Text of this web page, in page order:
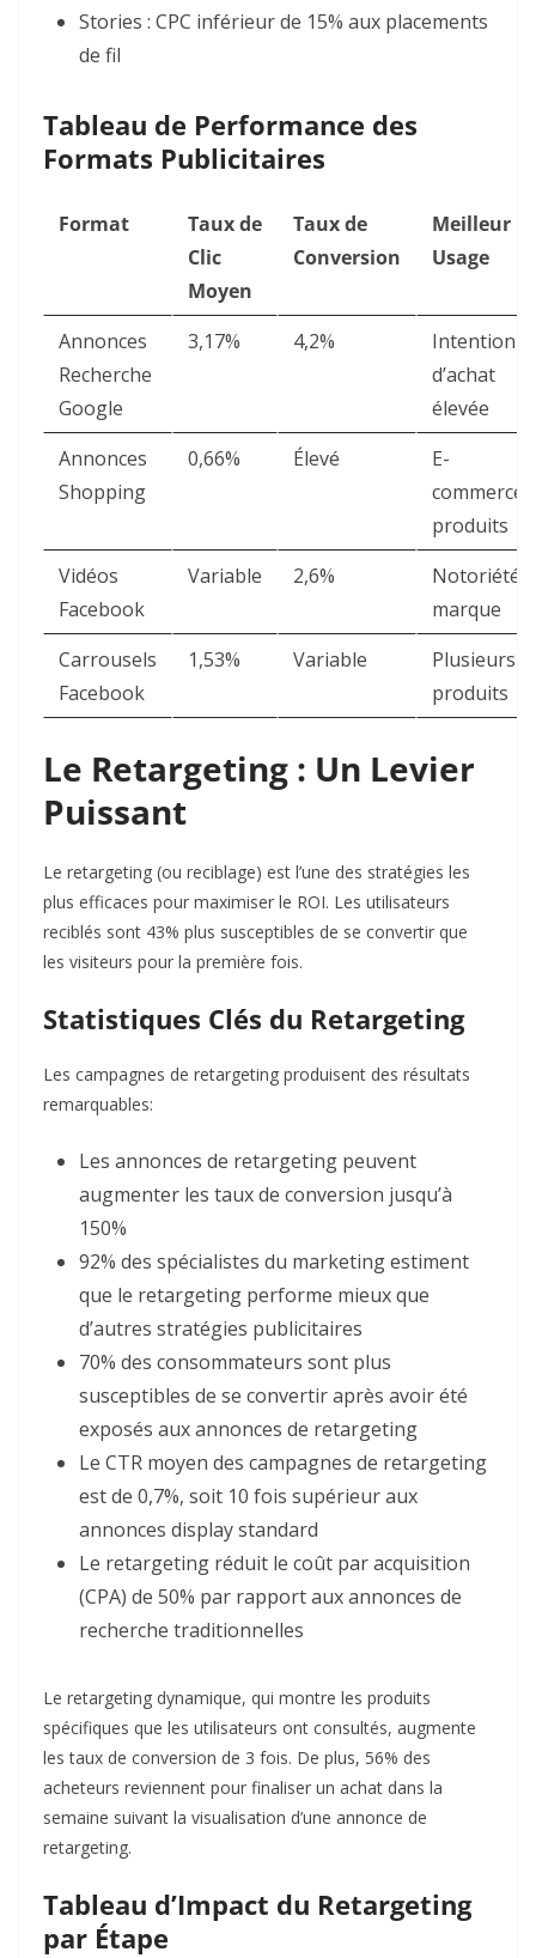
Stories : CPC inférieur de 15% aux placements
de fil
Tableau de Performance des
Formats Publicitaires
Format
Taux de
Clic
Moyen
Taux de
Conversion
Meilleur
Usage
Annonces
Recherche
Google
3,17% ​ 4,2% ​
Intention
d’achat
élevée
Annonces
Shopping
0,66% ​ Élevé
E-
commerce
produits
Vidéos
Facebook
Variable 2,6% ​
Notoriété
marque
Carrousels
Facebook
1,53% ​ Variable
Plusieurs
produits
Le Retargeting : Un Levier
Puissant
Le retargeting (ou reciblage) est l’une des stratégies les
plus efficaces pour maximiser le ROI. Les utilisateurs
reciblés sont 43% plus susceptibles de se convertir que
les visiteurs pour la première fois.​
Statistiques Clés du Retargeting
Les campagnes de retargeting produisent des résultats
remarquables:​
Les annonces de retargeting peuvent
augmenter les taux de conversion jusqu’à
150%
92% des spécialistes du marketing estiment
que le retargeting performe mieux que
d’autres stratégies publicitaires
70% des consommateurs sont plus
susceptibles de se convertir après avoir été
exposés aux annonces de retargeting
Le CTR moyen des campagnes de retargeting
est de 0,7%, soit 10 fois supérieur aux
annonces display standard
Le retargeting réduit le coût par acquisition
(CPA) de 50% par rapport aux annonces de
recherche traditionnelles
Le retargeting dynamique, qui montre les produits
spécifiques que les utilisateurs ont consultés, augmente
les taux de conversion de 3 fois. De plus, 56% des
acheteurs reviennent pour finaliser un achat dans la
semaine suivant la visualisation d’une annonce de
retargeting.​
Tableau d’Impact du Retargeting
par Étape